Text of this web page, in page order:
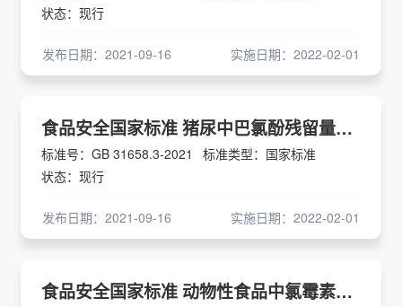
状态：现行
发布日期：2021-09-16 实施日期：2022-02-01
食品安全国家标准 猪尿中巴氯酚残留量的测定 液相色谱-串联质谱法
标准号：GB 31658.3-2021
标准类型：国家标准
状态：现行
发布日期：2021-09-16 实施日期：2022-02-01
食品安全国家标准 动物性食品中氯霉素残留量的测定 液相色谱-串联质谱法现行